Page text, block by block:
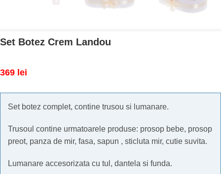
Set Botez Crem Landou
369 lei
Set botez complet, contine trusou si lumanare.
Trusoul contine urmatoarele produse: prosop bebe, prosop
preot, panza de mir, fasa, sapun , sticluta mir, cutie suvita.
Lumanare accesorizata cu tul, dantela si funda.